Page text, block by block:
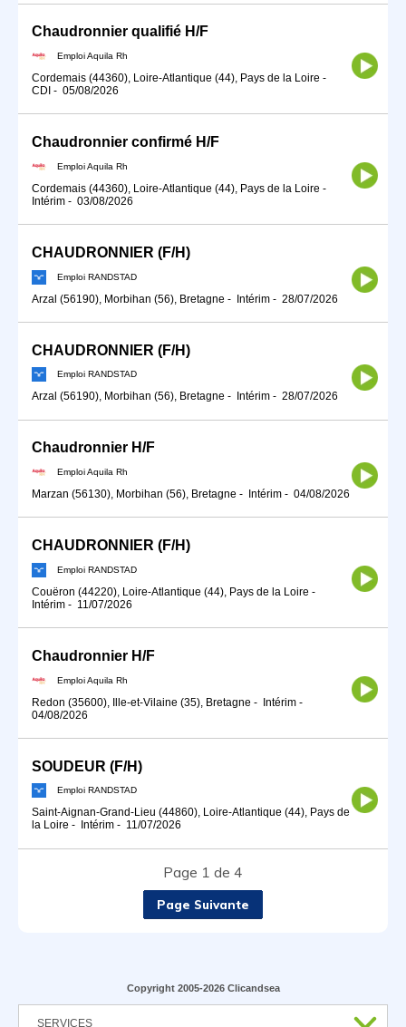
Chaudronnier qualifié H/F
Emploi Aquila Rh
Cordemais (44360), Loire-Atlantique (44), Pays de la Loire -
CDI - 05/08/2026
Chaudronnier confirmé H/F
Emploi Aquila Rh
Cordemais (44360), Loire-Atlantique (44), Pays de la Loire -
Intérim - 03/08/2026
CHAUDRONNIER (F/H)
Emploi RANDSTAD
Arzal (56190), Morbihan (56), Bretagne - Intérim - 28/07/2026
CHAUDRONNIER (F/H)
Emploi RANDSTAD
Arzal (56190), Morbihan (56), Bretagne - Intérim - 28/07/2026
Chaudronnier H/F
Emploi Aquila Rh
Marzan (56130), Morbihan (56), Bretagne - Intérim - 04/08/2026
CHAUDRONNIER (F/H)
Emploi RANDSTAD
Couëron (44220), Loire-Atlantique (44), Pays de la Loire -
Intérim - 11/07/2026
Chaudronnier H/F
Emploi Aquila Rh
Redon (35600), Ille-et-Vilaine (35), Bretagne - Intérim -
04/08/2026
SOUDEUR (F/H)
Emploi RANDSTAD
Saint-Aignan-Grand-Lieu (44860), Loire-Atlantique (44), Pays de
la Loire - Intérim - 11/07/2026
Page 1 de 4
Page Suivante
Copyright 2005-2026 Clicandsea
SERVICES